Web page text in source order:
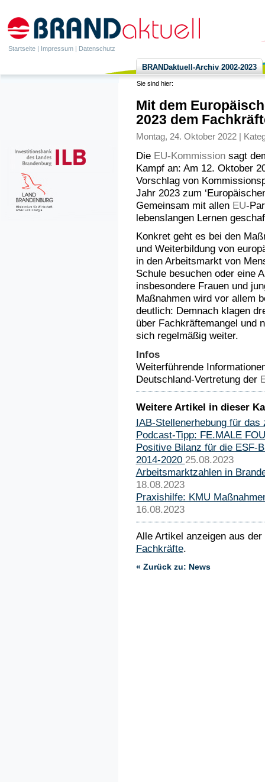
Startseite | Impressum | Datenschutz
BRANDaktuell-Archiv 2002-2023
Sie sind hier:
Mit dem
2023 dem
Montag, 24. Oktober 2022 |
Die EU-Kommissionsagt
Kampf an: Am 12. Oktober
Vorschlag von
Jahr 2023 zum
Gemeinsam mit allen EU-
lebenslangen Lernen
Konkret geht es bei den
und Weiterbildung von
in den Arbeitsmarkt von
Schule besuchen oder eine
insbesondere Frauen und
Maßnahmen wird vor allem
deutlich: Demnach klagen
über Fachkräftemangel und
sich regelmäßig weiter.
Infos
Weiterführende
Deutschland-Vertretung der
Weitere Artikel in dieser
IAB-Stellenerhebung für das
Podcast-Tipp: FE.MALE
Positive Bilanz für die ESF-
2014-2020 25.08.2023
Arbeitsmarktzahlen in
18.08.2023
Praxishilfe: KMU
16.08.2023
Alle Artikel anzeigen aus
Fachkräfte.
« Zurück zu: News